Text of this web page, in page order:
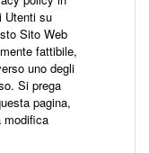
Utenti su
Sito Web
fattibile,
uno degli
Si prega
pagina,
modifica